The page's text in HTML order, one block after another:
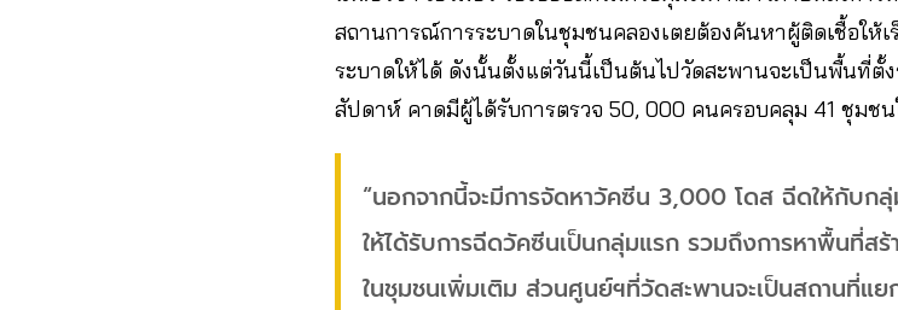
สถานการณ์การระบาดในชุมชนคลองเตยต้องค้นหาผู้ติดเชื้อให้
ระบาด​ให้ได้​ ดังนั้นตั้งแต่วันนี้เป็นต้นไป​วัดสะพานจะเป็นพื้นที่ตั้
สัปดาห์​ คาดมีผู้ได้รับการตรวจ 50, 000​ คนครอบคลุม​ 41 ชุมชน
“นอกจากนี้จะมีการจัดหาวัคซีน​ 3,000 โดส ฉีดให้กับก
ให้ได้รับการฉีดวัคซีนเป็นกลุ่มแรก​ รวมถึงการหาพื้นที่ส
ในชุมชนเพิ่มเติม​ ส่วนศูนย์ฯที่วัดสะพาน​จะเป็นสถานที่แ